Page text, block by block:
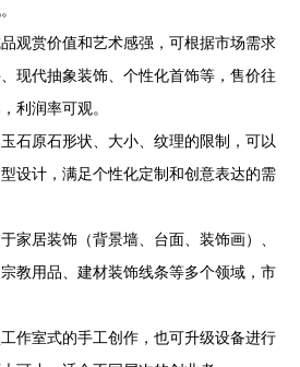
品观赏价值和艺术感强，可根据市场需求
现代抽象装饰、个性化首饰等，售价往
利润率可观。
玉石原石形状、大小、纹理的限制，可以
设计，满足个性化定制和创意表达的需
家居装饰（背景墙、台面、装饰画）、
教用品、建材装饰线条等多个领域，市
工作室式的手工创作，也可升级设备进行